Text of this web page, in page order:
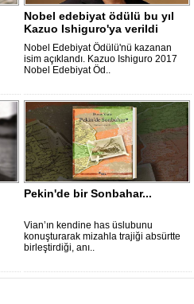
Nobel edebiyat ödülü bu yıl
Kazuo Ishiguro'ya verildi
Nobel Edebiyat Ödülü'nü kazanan
isim açıklandı. Kazuo Ishiguro 2017
Nobel Edebiyat Öd..
Pekin'de bir Sonbahar...
Vian’ın kendine has üslubunu
konuşturarak mizahla trajiği absürtte
birleştirdiği, anı..